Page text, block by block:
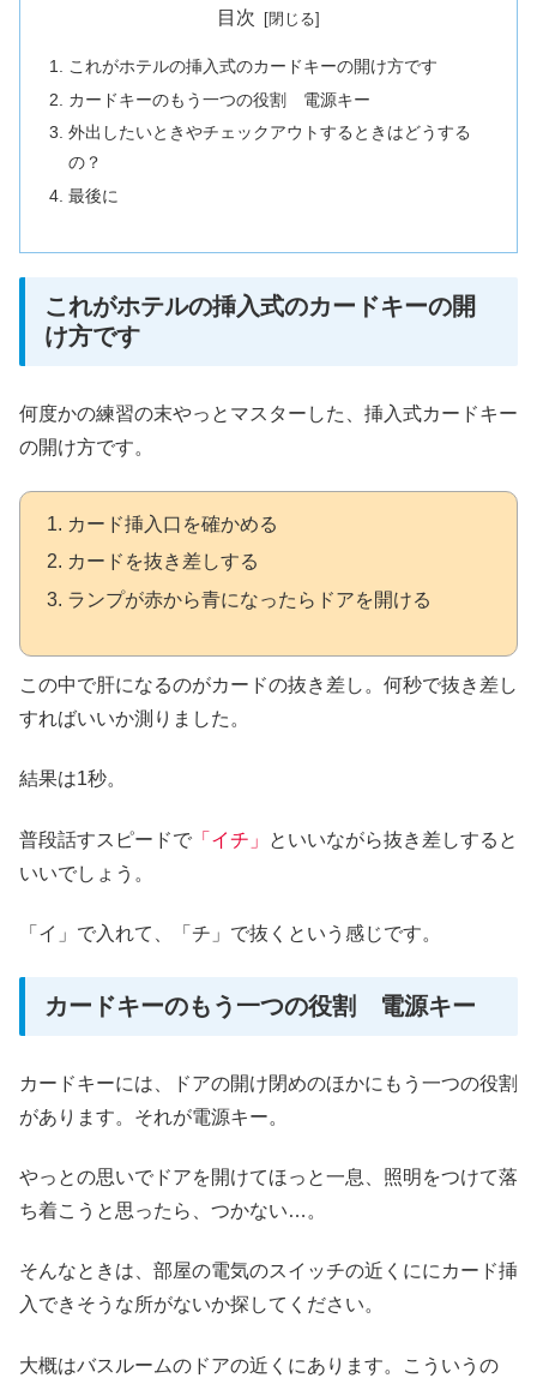
目次
これがホテルの挿入式のカードキーの開け方です
カードキーのもう一つの役割 電源キー
外出したいときやチェックアウトするときはどうする
の？
最後に
これがホテルの挿入式のカードキーの開
け方です
何度かの練習の末やっとマスターした、挿入式カードキー
の開け方です。
カード挿入口を確かめる
カードを抜き差しする
ランプが赤から青になったらドアを開ける
この中で肝になるのがカードの抜き差し。何秒で抜き差し
すればいいか測りました。
結果は1秒。
普段話すスピードで 「イチ」
といいながら抜き差しすると
いいでしょう。
「イ」で入れて、「チ」で抜くという感じです。
カードキーのもう一つの役割 電源キー
カードキーには、ドアの開け閉めのほかにもう一つの役割
があります。それが電源キー。
やっとの思いでドアを開けてほっと一息、照明をつけて落
ち着こうと思ったら、つかない…。
そんなときは、部屋の電気のスイッチの近くににカード挿
入できそうな所がないか探してください。
大概はバスルームのドアの近くにあります。こういうの